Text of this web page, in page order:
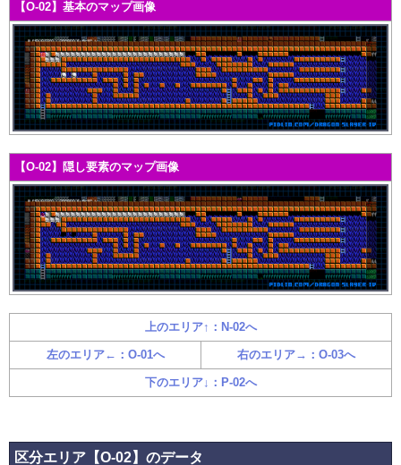
【O-02】基本のマップ画像
【O-02】隠し要素のマップ画像
上のエリア↑：N-02へ
左のエリア←：O-01へ 右のエリア→：O-03へ
下のエリア↓：P-02へ
区分エリア【O-02】のデータ